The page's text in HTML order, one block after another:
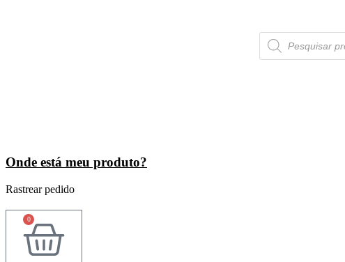
Pesquisar
produtos
Onde está meu produto?
Rastrear pedido
0